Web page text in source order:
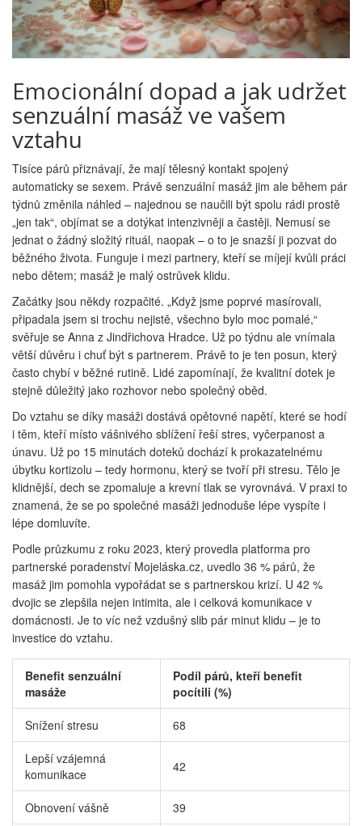
Emocionální dopad a jak udržet
senzuální masáž ve vašem
vztahu
Tisíce párů přiznávají, že mají tělesný kontakt spojený
automaticky se sexem. Právě senzuální masáž jim ale během pár
týdnů změnila náhled – najednou se naučili být spolu rádi prostě
„jen tak“, objímat se a dotýkat intenzivněji a častěji. Nemusí se
jednat o žádný složitý rituál, naopak – o to je snazší ji pozvat do
běžného života. Funguje i mezi partnery, kteří se míjejí kvůli práci
nebo dětem; masáž je malý ostrůvek klidu.
Začátky jsou někdy rozpačité. „Když jsme poprvé masírovali,
připadala jsem si trochu nejistě, všechno bylo moc pomalé,“
svěřuje se Anna z Jindřichova Hradce. Už po týdnu ale vnímala
větší důvěru i chuť být s partnerem. Právě to je ten posun, který
často chybí v běžné rutině. Lidé zapomínají, že kvalitní dotek je
stejně důležitý jako rozhovor nebo společný oběd.
Do vztahu se díky masáži dostává opětovné napětí, které se hodí
i těm, kteří místo vášnivého sblížení řeší stres, vyčerpanost a
únavu. Už po 15 minutách doteků dochází k prokazatelnému
úbytku kortizolu – tedy hormonu, který se tvoří při stresu. Tělo je
klidnější, dech se zpomaluje a krevní tlak se vyrovnává. V praxi to
znamená, že se po společné masáži jednoduše lépe vyspíte i
lépe domluvíte.
Podle průzkumu z roku 2023, který provedla platforma pro
partnerské poradenství Mojeláska.cz, uvedlo 36 % párů, že
masáž jim pomohla vypořádat se s partnerskou krizí. U 42 %
dvojic se zlepšila nejen intimita, ale i celková komunikace v
domácnosti. Je to víc než vzdušný slib pár minut klidu – je to
investice do vztahu.
Benefit senzuální
masáže
Podíl párů, kteří benefit
pocítili (%)
Snížení stresu 68
Lepší vzájemná
komunikace
42
Obnovení vášně 39